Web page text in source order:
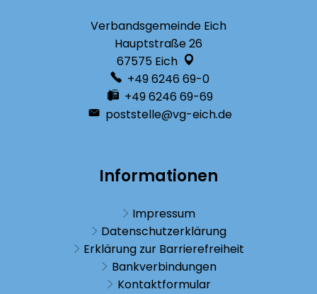
Verbandsgemeinde Eich
Hauptstraße 26
67575 Eich
+49 6246 69-0
+49 6246 69-69
poststelle@vg-eich.de
Informationen
Impressum
Datenschutzerklärung
Erklärung zur Barrierefreiheit
Bankverbindungen
Kontaktformular